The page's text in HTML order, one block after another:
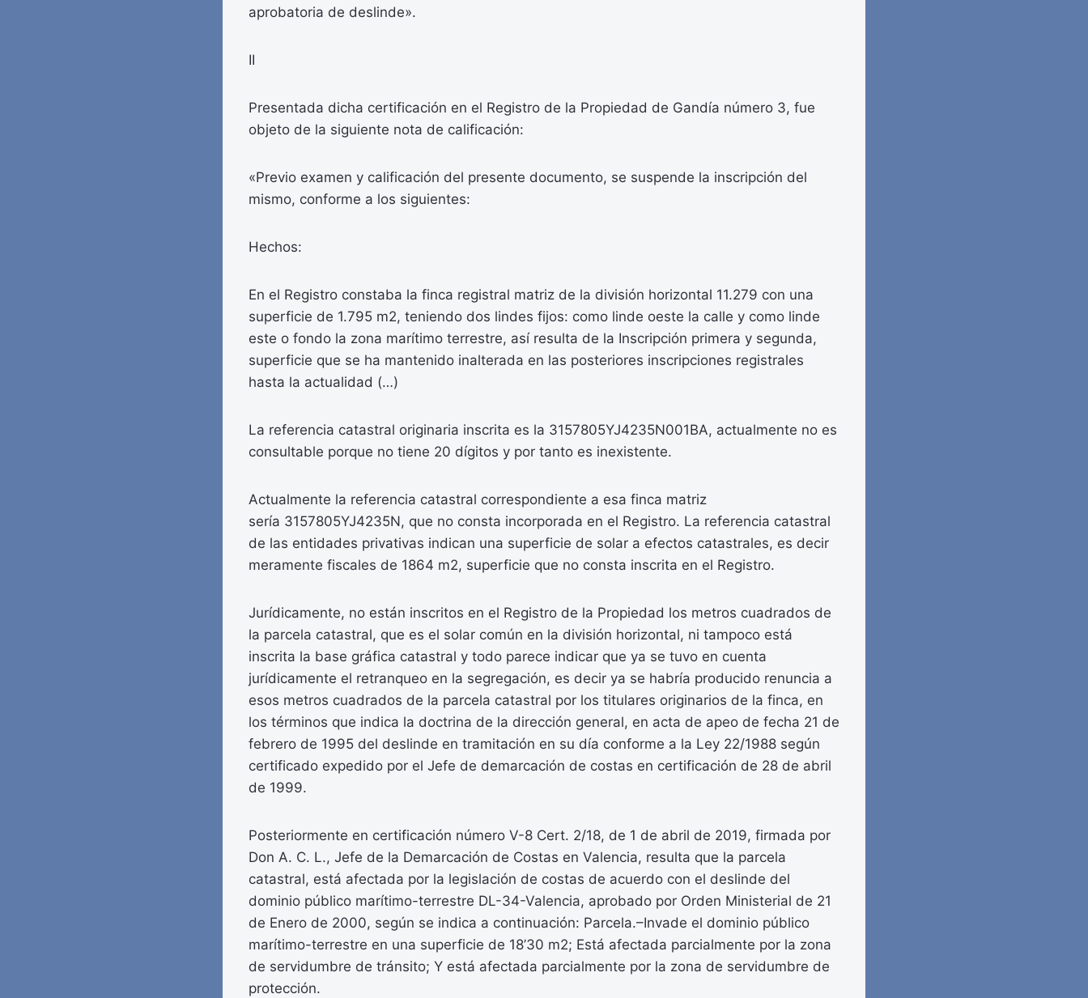
aprobatoria de deslinde».
II
Presentada dicha certificación en el Registro de la Propiedad de Gandía número 3, fue
objeto de la siguiente nota de calificación:
«Previo examen y calificación del presente documento, se suspende la inscripción del
mismo, conforme a los siguientes:
Hechos:
En el Registro constaba la finca registral matriz de la división horizontal 11.279 con una
superficie de 1.795 m2, teniendo dos lindes fijos: como linde oeste la calle y como linde
este o fondo la zona marítimo terrestre, así resulta de la Inscripción primera y segunda,
superficie que se ha mantenido inalterada en las posteriores inscripciones registrales
hasta la actualidad (…)
La referencia catastral originaria inscrita es la 3157805YJ4235N001BA, actualmente no es
consultable porque no tiene 20 dígitos y por tanto es inexistente.
Actualmente la referencia catastral correspondiente a esa finca matriz
sería 3157805YJ4235N, que no consta incorporada en el Registro. La referencia catastral
de las entidades privativas indican una superficie de solar a efectos catastrales, es decir
meramente fiscales de 1864 m2, superficie que no consta inscrita en el Registro.
Jurídicamente, no están inscritos en el Registro de la Propiedad los metros cuadrados de
la parcela catastral, que es el solar común en la división horizontal, ni tampoco está
inscrita la base gráfica catastral y todo parece indicar que ya se tuvo en cuenta
jurídicamente el retranqueo en la segregación, es decir ya se habría producido renuncia a
esos metros cuadrados de la parcela catastral por los titulares originarios de la finca, en
los términos que indica la doctrina de la dirección general, en acta de apeo de fecha 21 de
febrero de 1995 del deslinde en tramitación en su día conforme a la Ley 22/1988 según
certificado expedido por el Jefe de demarcación de costas en certificación de 28 de abril
de 1999.
Posteriormente en certificación número V-8 Cert. 2/18, de 1 de abril de 2019, firmada por
Don A. C. L., Jefe de la Demarcación de Costas en Valencia, resulta que la parcela
catastral, está afectada por la legislación de costas de acuerdo con el deslinde del
dominio público marítimo-terrestre DL-34-Valencia, aprobado por Orden Ministerial de 21
de Enero de 2000, según se indica a continuación: Parcela.–Invade el dominio público
marítimo-terrestre en una superficie de 18’30 m2; Está afectada parcialmente por la zona
de servidumbre de tránsito; Y está afectada parcialmente por la zona de servidumbre de
protección.